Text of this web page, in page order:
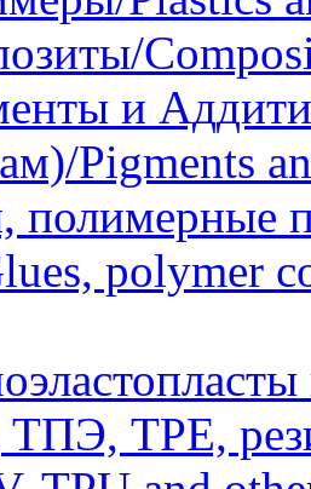
и
Pigments
polymer
ТПЭ, TPE,